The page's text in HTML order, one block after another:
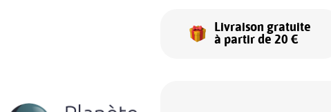
Livraison gratuite
à partir de 20 €